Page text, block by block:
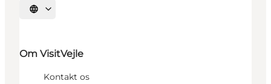
Vælg sprog
Om VisitVejle
Kontakt os